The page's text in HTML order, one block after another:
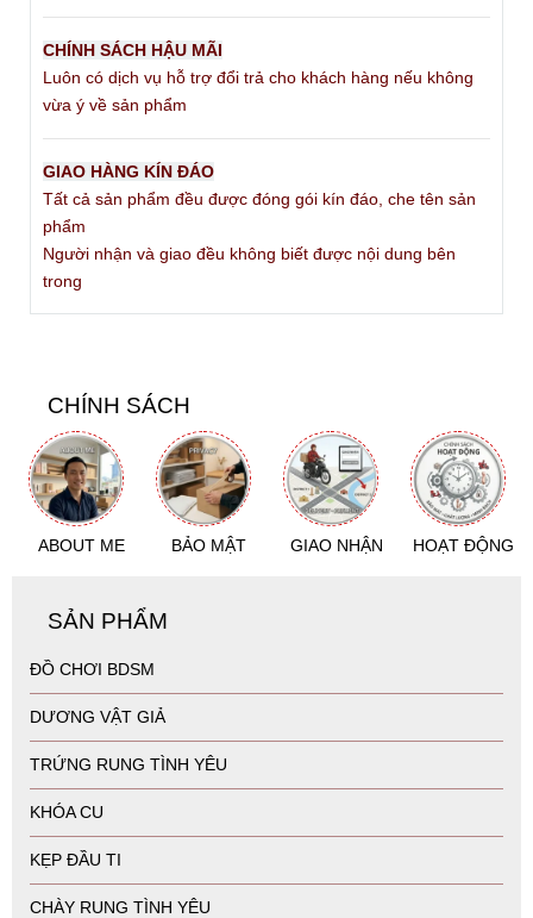
CHÍNH SÁCH HẬU MÃI
Luôn có dịch vụ hỗ trợ đổi trả cho khách hàng nếu không
vừa ý về sản phẩm
GIAO HÀNG KÍN ĐÁO
Tất cả sản phẩm đều được đóng gói kín đáo, che tên sản
phẩm
Người nhận và giao đều không biết được nội dung bên
trong
CHÍNH SÁCH
ABOUT ME BẢO MẬT GIAO NHẬN HOẠT ĐỘNG
SẢN PHẨM
ĐỒ CHƠI BDSM
DƯƠNG VẬT GIẢ
TRỨNG RUNG TÌNH YÊU
KHÓA CU
KẸP ĐẦU TI
CHÀY RUNG TÌNH YÊU